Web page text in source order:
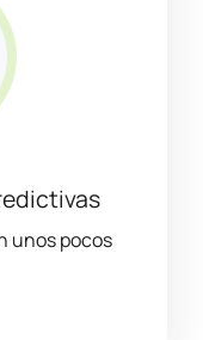
unos pocos